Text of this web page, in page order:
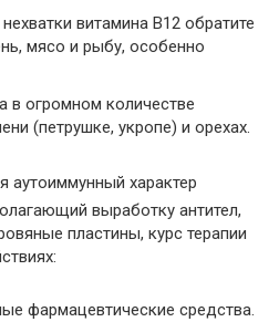
витамина В12 обратите
мясо и рыбу, особенно
в огромном количестве
(петрушке, укропе) и орехах.
аутоиммунный характер
выработку антител,
пластины, курс терапии
фармацевтические средства.